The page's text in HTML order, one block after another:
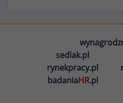
sedlak.pl
rynekpracy.pl
badaniaHR.pl